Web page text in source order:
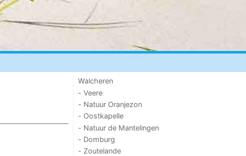
Walcheren
- Veere
- Natuur Oranjezon
- Oostkapelle
- Natuur de Mantelingen
- Domburg
- Zoutelande